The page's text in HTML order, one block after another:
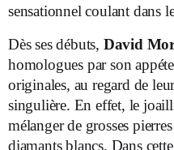
sensationnel coulant dans
Dès ses débuts, David
homologues par son
originales, au regard de
singulière. En effet, le
mélanger de grosses
diamants blancs. Dans